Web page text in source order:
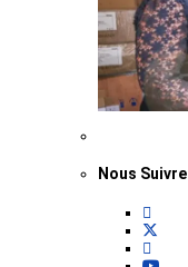
Nous Suivre